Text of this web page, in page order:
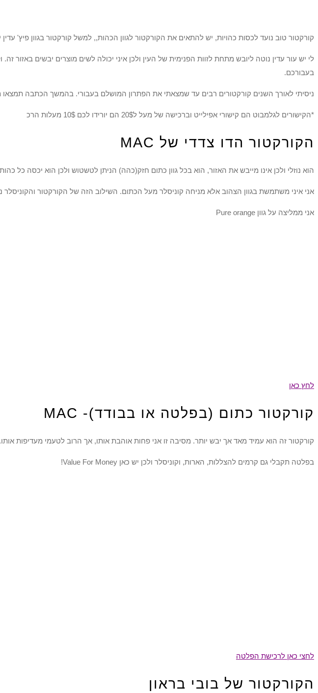
קורקטור טוב נועד לכסות כהויות, יש להתאים את הקורקטור לגוון הכהות,, למשל קורקטור בגוון פיץ'
לי יש עור עדין נוטה ליובש מתחת לזוות הפנימית של העין ולכן איני יכולה לשים מוצרים יבשים באזור
בעבורכם.
ניסיתי לאורך השנים קורקטורים רבים עד שמצאתי את הפתרון המושלם בעבורי. בהמשך הכתבה
*הקישורים לגלמבוט הם קישורי אפילייט וברכישה של מעל ל20$ הם יורידו לכם 10$ מעלות הרכ
הקורקטור הדו צדדי של MAC
הוא נוזלי ולכן אינו מייבש את האזור, הוא בכל גוון כתום חזק(כהה) הניתן לטשטוש ולכן הוא יכסה כל
אני איני משתמשת בגוון הצהוב אלא מניחה קוניסלר מעל הכתום. השילוב הזה של הקורקטור
אני ממליצה על גוון Pure orange
לחץ כאן
קורקטור כתום (בפלטה או בבודד)- MAC
קורקטור זה הוא עמיד מאד אך יבש יותר. מסיבה זו אני פחות אוהבת אותו, אך הרוב לטעמי מעדיפות
בפלטה תקבלי גם קרמים להצללות, הארות, וקוניסלר ולכן יש כאן Value For Money!
לחצי כאן לרכישת הפלטה
הקורקטור של בובי בראון